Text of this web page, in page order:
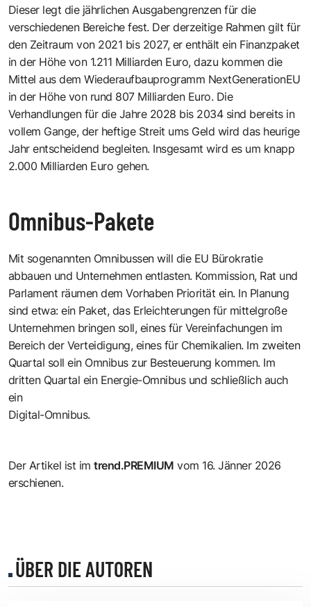
Dieser legt die jährlichen Ausgabengrenzen für die
verschiedenen Bereiche fest. Der derzeitige Rahmen gilt für
den Zeitraum von 2021 bis 2027, er enthält ein Finanzpaket
in der Höhe von 1.211 Milliarden Euro, dazu kommen die
Mittel aus dem Wiederaufbauprogramm NextGenerationEU
in der Höhe von rund 807 Milliarden Euro. Die
Verhandlungen für die Jahre 2028 bis 2034 sind bereits in
vollem Gange, der heftige Streit ums Geld wird das heurige
Jahr entscheidend begleiten. Insgesamt wird es um knapp
2.000 Milliarden Euro gehen.
Omnibus-Pakete
Mit sogenannten Omnibussen will die EU Bürokratie
abbauen und Unternehmen entlasten. Kommission, Rat und
Parlament räumen dem Vorhaben Priorität ein. In Planung
sind etwa: ein Paket, das Erleichterungen für mittelgroße
Unternehmen bringen soll, eines für Vereinfachungen im
Bereich der Verteidigung, eines für Chemikalien. Im zweiten
Quartal soll ein Omnibus zur Besteuerung kommen. Im
dritten Quartal ein Energie-Omnibus und schließlich auch
ein
Digital-Omnibus.
Der Artikel ist imtrend.PREMIUM vom 16. Jänner 2026
erschienen.
ÜBER DIE AUTOREN